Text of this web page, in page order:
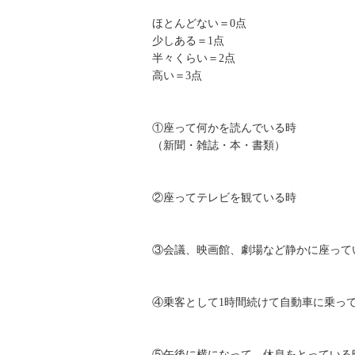
ほとんどない＝0点
少しある＝1点
半々くらい＝2点
高い＝3点
①座って何かを読んでいる時
（新聞・雑誌・本・書類）
②座ってテレビを観ている時
③会議、映画館、劇場など静かに座って
④乗客として1時間続けて自動車に乗っ